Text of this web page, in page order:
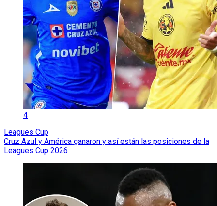
4
Leagues Cup
Cruz Azul y América ganaron y así están las posiciones de la
Leagues Cup 2026